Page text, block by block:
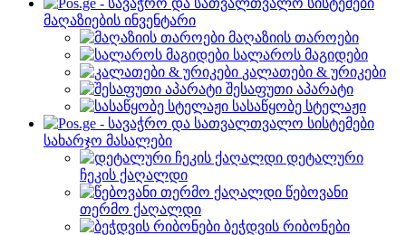
მაღაზიების ინვენტარი
მაღაზიის თაროები
სალაროს მაგიდები
კალათები & ურიკები
შესაფუთი აპარატი
სასაწყობე სტელაჟი
სახარჯო მასალები
დეტალური
ჩეკის ქაღალდი
წებოვანი
თერმო ქაღალდი
ბეჭდვის რიბონები